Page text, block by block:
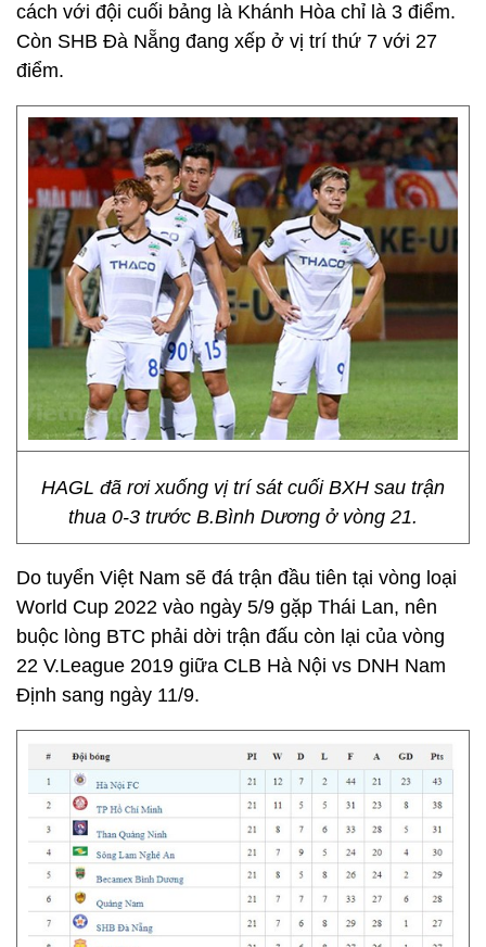
cách với đội cuối bảng là Khánh Hòa chỉ là 3 điểm.
Còn SHB Đà Nẵng đang xếp ở vị trí thứ 7 với 27
điểm.
HAGL đã rơi xuống vị trí sát cuối BXH sau trận
thua 0-3 trước B.Bình Dương ở vòng 21.
Do tuyển Việt Nam sẽ đá trận đầu tiên tại vòng loại
World Cup 2022 vào ngày 5/9 gặp Thái Lan, nên
buộc lòng BTC phải dời trận đấu còn lại của vòng
22 V.League 2019 giữa CLB Hà Nội vs DNH Nam
Định sang ngày 11/9.